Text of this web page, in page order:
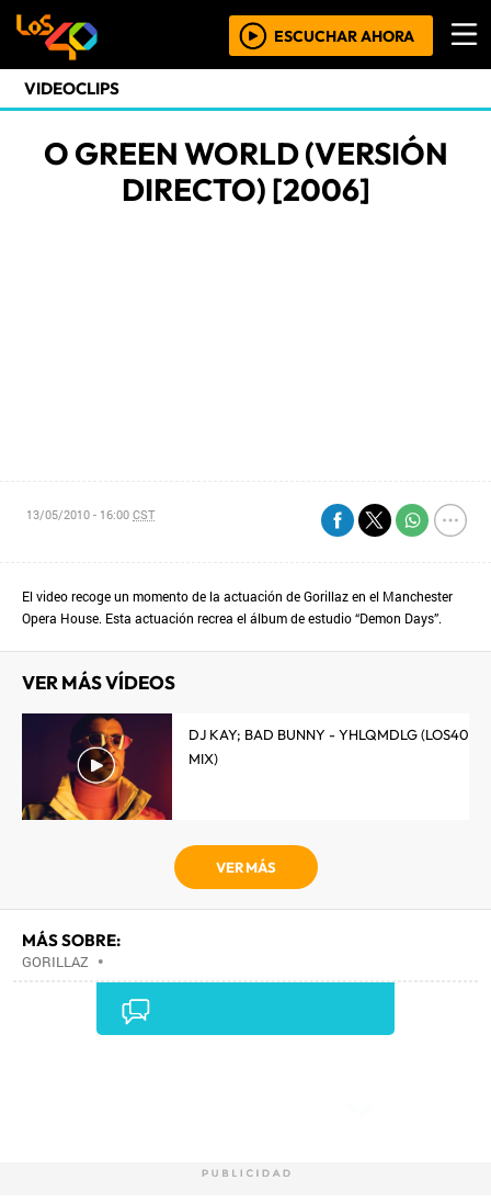
ESCUCHAR AHORA
VIDEOCLIPS
O GREEN WORLD (VERSIÓN
DIRECTO) [2006]
13/05/2010 - 16:00CST
El video recoge un momento de la actuación de Gorillaz en el Manchester
Opera House. Esta actuación recrea el álbum de estudio “Demon Days”.
VER MÁS VÍDEOS
DJ KAY; BAD BUNNY - YHLQMDLG (LOS40
MIX)
VER MÁS
MÁS SOBRE:
GORILLAZ •